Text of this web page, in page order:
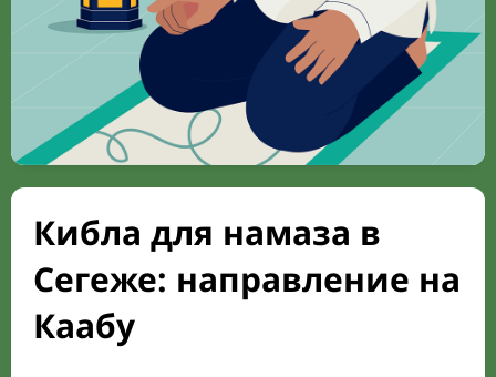
Кибла для намаза в
Сегеже: направление на
Каабу